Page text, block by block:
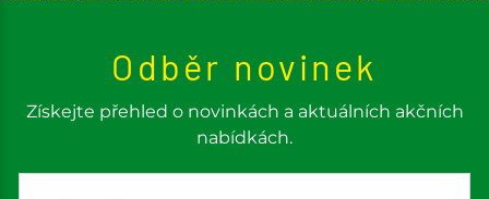
Odběr novinek
Získejte přehled o novinkách a aktuálních akčních
nabídkách.